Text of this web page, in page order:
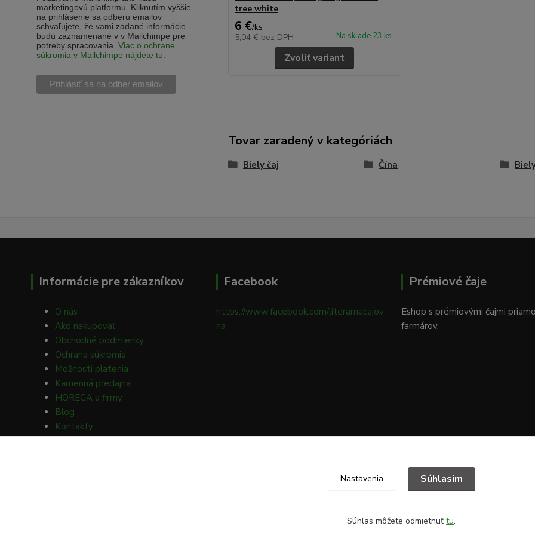
marketingovú platformu. Kliknutím vyššie
na prihlásenie sa odberu emailov
schvaľujete, že vami zadané informácie
budú zaznamenané v v Mailchimpe pre
potreby spracovania. Viac o ochrane
súkromia v Mailchimpe nájdete tu.
tree white
6 €/ks
5,04 € bez DPH Na sklade 23 ks
Zvoliť variant
Tovar zaradený v kategóriách
Biely čaj Čína
Informácie pre zákazníkov
O nás
Ako nakupovať
Obchodné podmienky
Ochrana súkromia
Možnosti platenia
Kamenná predajna
HORECA a firmy
Blog
Kontakty
Facebook
https://www.facebook.com/literarnacajov
na
Prémiové čaje
Eshop s prémiovými čajmi
farmárov.
Nastavenia Súhlasím
Súhlas môžete odmietnuť tu.